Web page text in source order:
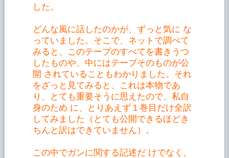
した。
どんな風に話したのかが、ずっと気に な
っていました。そこで、ネットで調べて
みると、このテープのすべてを書きうつ
したものや、中にはテープそのものが公
開 されていることもわかりました。それ
をざっと見てみると、これは本物であ
り、とても重要そうに思えたので、私自
身のため に、とりあえず１巻目だけ全訳
してみました（とても公開できるほどき
ちんと訳はできていません）。
この中でガンに関する記述だ けでなく、